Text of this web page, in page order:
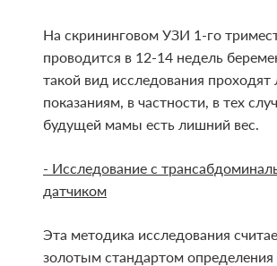
На скрининговом УЗИ 1-го
проводится в 12-14 недель
такой вид исследования
показаниям, в частности, в тех
будущей мамы есть лишний вес.
- Исследование с
датчиком
Эта методика исследования
золотым стандартом определения